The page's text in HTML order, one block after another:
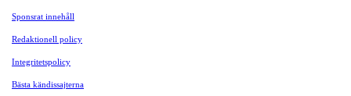
Sponsrat innehåll
Redaktionell policy
Integritetspolicy
Bästa kändissajterna